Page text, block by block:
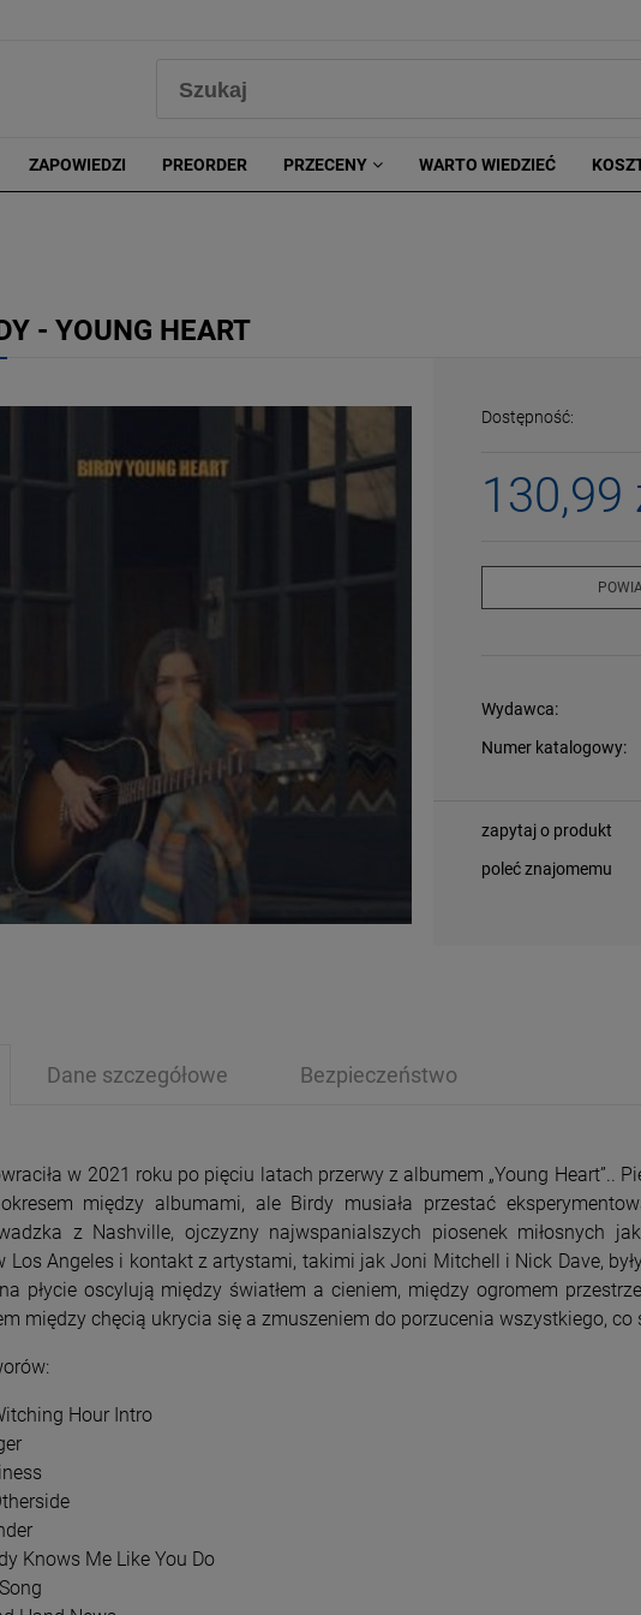
ZAPOWIEDZI PREORDER PRZECENY WARTO WIEDZIEĆ
-15%
PRZECENA
-15%
- YOUNG HEART
Dostępność:
130,99
Wydawca:
Numer katalogowy:
zapytaj o produkt
poleć znajomemu
Dane szczegółowe Bezpieczeństwo
w 2021 roku po pięciu latach przerwy z albumem „Young Heart”..
między albumami, ale Birdy musiała przestać
z Nashville, ojczyzny najwspanialszych piosenek miłosnych
Los Angeles i kontakt z artystami, takimi jak Joni Mitchell i Nick Dave,
płycie oscylują między światłem a cieniem, między ogromem
między chęcią ukrycia się a zmuszeniem do porzucenia wszystkiego, co
Hour Intro
Knows Me Like You Do